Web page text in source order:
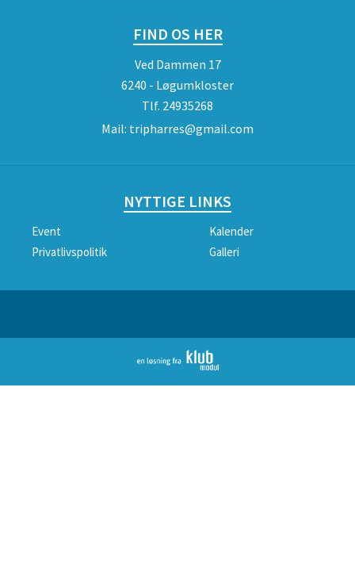
FIND OS HER
Ved Dammen 17
6240 - Løgumkloster
Tlf. 24935268
Mail: tripharres@gmail.com
NYTTIGE LINKS
Event
Kalender
Privatlivspolitik
Galleri